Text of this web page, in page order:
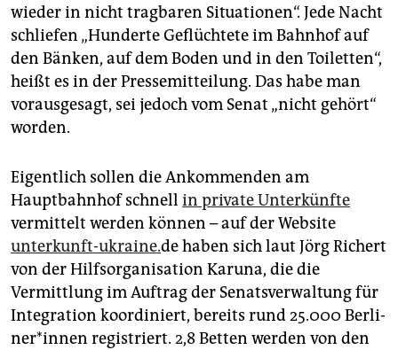
wieder in nicht tragbaren Situationen“. Jede Nacht
schliefen „Hunderte Geflüchtete im Bahnhof auf
den Bänken, auf dem Boden und in den Toiletten“,
heißt es in der Pressemitteilung. Das habe man
vorausgesagt, sei jedoch vom Senat „nicht gehört“
worden.
Eigentlich sollen die Ankommenden am
Hauptbahnhof schnell in private Unterkünfte
vermittelt werden können – auf der Website
unterkunft-ukraine.de haben sich laut Jörg Richert
von der Hilfsorganisation Karuna, die die
Vermittlung im Auftrag der Senatsverwaltung für
Integration koordiniert, bereits rund 25.000 Ber­li­
ne­r*in­nen registriert. 2,8 Betten werden von den